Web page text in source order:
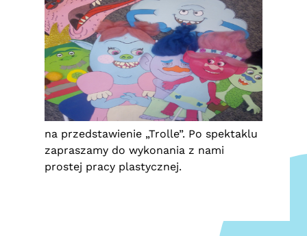
na przedstawienie „Trolle”. Po spektaklu
zapraszamy do wykonania z nami
prostej pracy plastycznej.